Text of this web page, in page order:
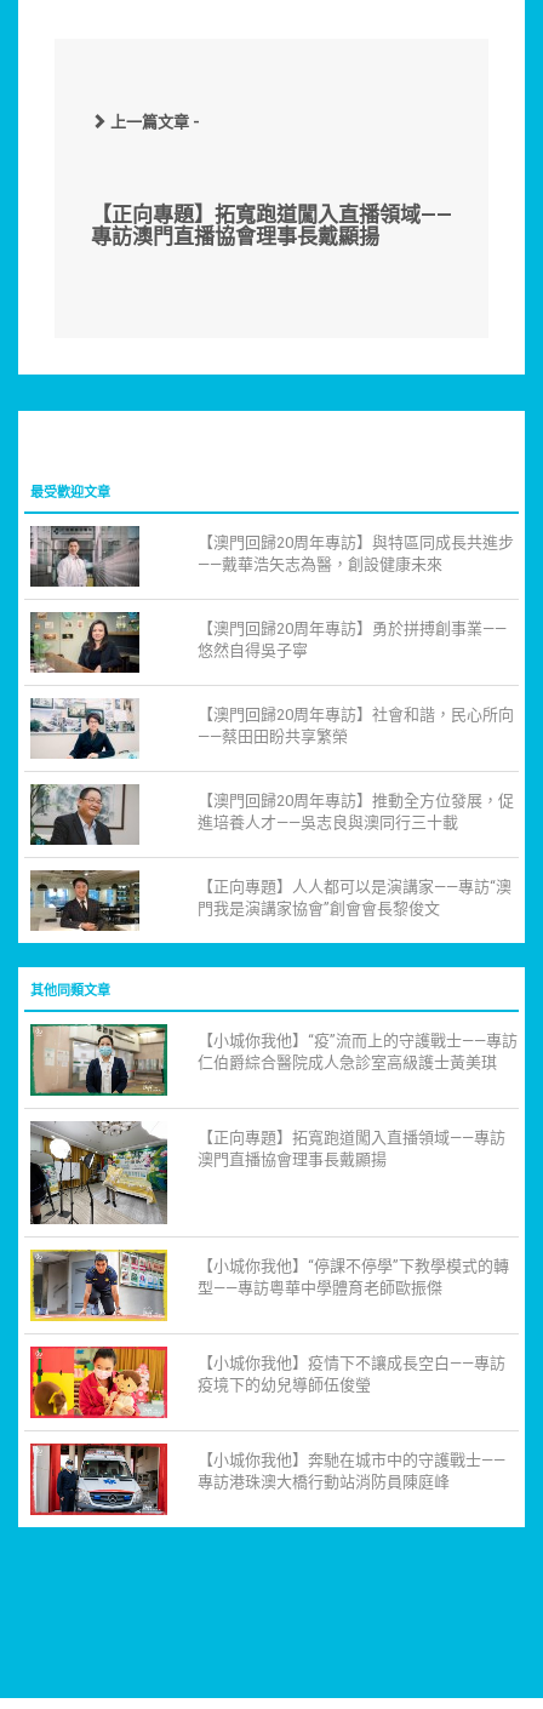
上一篇文章 -
【正向專題】拓寬跑道闖入直播領域——
專訪澳門直播協會理事長戴顯揚
最受歡迎文章
【澳門回歸20周年專訪】與特區同成長共進步
——戴華浩矢志為醫，創設健康未來
【澳門回歸20周年專訪】勇於拼搏創事業——
悠然自得吳子寧
【澳門回歸20周年專訪】社會和諧，民心所向
——蔡田田盼共享繁榮
【澳門回歸20周年專訪】推動全方位發展，促
進培養人才——吳志良與澳同行三十載
【正向專題】人人都可以是演講家——專訪“澳
門我是演講家協會”創會會長黎俊文
其他同類文章
【小城你我他】“疫”流而上的守護戰士——專訪
仁伯爵綜合醫院成人急診室高級護士黃美琪
【正向專題】拓寬跑道闖入直播領域——專訪
澳門直播協會理事長戴顯揚
【小城你我他】“停課不停學”下教學模式的轉
型——專訪粵華中學體育老師歐振傑
【小城你我他】疫情下不讓成長空白——專訪
疫境下的幼兒導師伍俊瑩
【小城你我他】奔馳在城市中的守護戰士——
專訪港珠澳大橋行動站消防員陳庭峰